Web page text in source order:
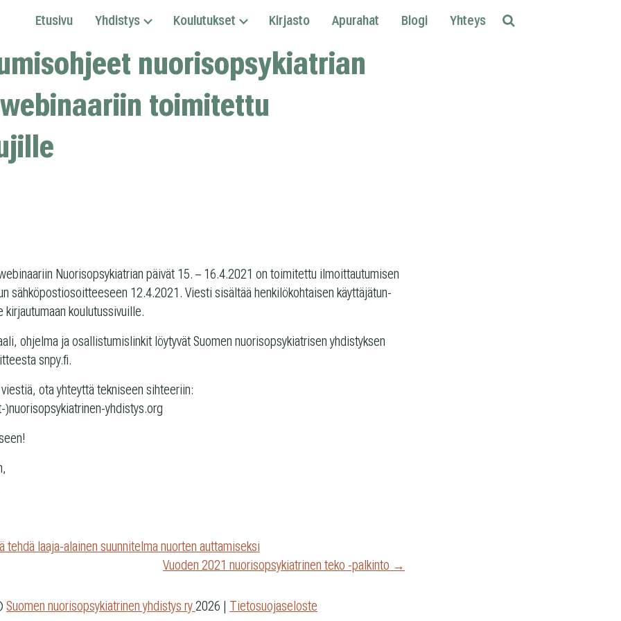
Etusivu Yhdistys Koulutukset Kirjasto Apurahat Blogi Yhteys Etsi
nuorisopsykiatrian
toimitettu
Nuo­ri­sop­sy­kiat­rian päi­vät 15. – 16.4.2021 on toi­mi­tettu ilmoit­tau­tu­mi­sen
säh­kö­pos­tio­soit­tee­seen 12.4.2021. Viesti sisäl­tää hen­ki­lö­koh­tai­sen käyt­tä­jä­tun­
kir­jau­tu­maan koulutussivuille.
ohjelma ja osal­lis­tu­mis­lin­kit löy­ty­vät Suo­men nuo­ri­sop­sy­kiat­ri­sen yhdis­tyk­sen
snpy.fi.
ota yhteyttä tek­ni­seen sih­tee­riin:
yhdistys.org
tehdä laaja-alainen suunnitelma nuorten auttamiseksi
Vuoden 2021 nuorisopsykiatrinen teko -palkinto →
Suomen nuorisopsykiatrinen yhdistys ry2026 Tietosuojaseloste